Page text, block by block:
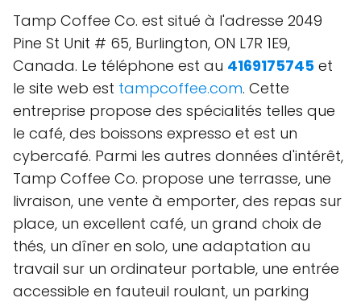
Tamp Coffee Co. est situé à l'adresse 2049
Pine St Unit # 65, Burlington, ON L7R 1E9,
Canada. Le téléphone est au 4169175745 et
le site web est tampcoffee.com. Cette
entreprise propose des spécialités telles que
le café, des boissons expresso et est un
cybercafé. Parmi les autres données d'intérêt,
Tamp Coffee Co. propose une terrasse, une
livraison, une vente à emporter, des repas sur
place, un excellent café, un grand choix de
thés, un dîner en solo, une adaptation au
travail sur un ordinateur portable, une entrée
accessible en fauteuil roulant, un parking